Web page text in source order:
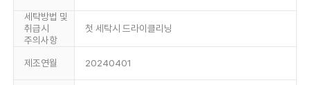
세탁방법 및
취급시
주의사항
첫 세탁시 드라이클리닝
제조연월 20240401